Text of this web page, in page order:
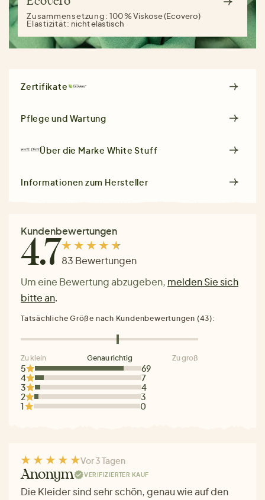
Zusammensetzung:100 % Viskose (Ecovero)
Elastizität: nicht elastisch
Zertifikate
Pflege und Wartung
Über die Marke White Stuff
Informationen zum Hersteller
Kundenbewertungen
4.783 Bewertungen
Um eine Bewertung abzugeben, melden Sie sich
bitte an.
5
69
4
7
3
4
2
3
1
0
Tatsächliche Größe nach Kundenbewertungen (43):
Zu klein Genau richtig Zu groß
Vor 3 Tagen
Anonym VERIFIZIERTER KAUF
Die Kleider sind sehr schön, genau wie auf den